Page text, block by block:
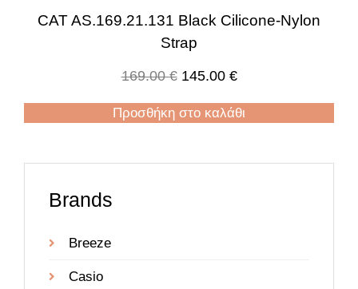
CAT AS.169.21.131 Black Cilicone-Nylon
Strap
169.00€ 145.00 €
Προσθήκη στο καλάθι
Brands
Breeze
Casio